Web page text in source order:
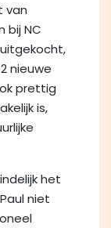
van
bij NC
nieuwe
prettig
is,
het
niet